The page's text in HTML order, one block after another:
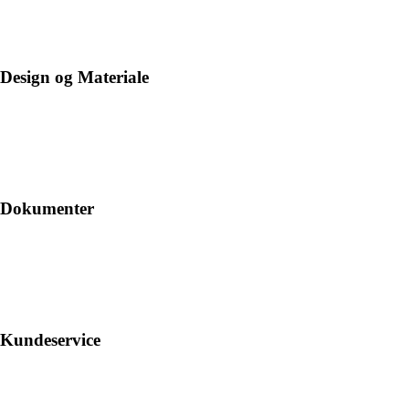
Design og Materiale
Dokumenter
Kundeservice